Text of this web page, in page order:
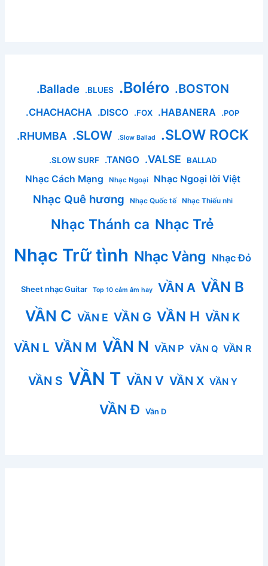
.Ballade .BLUES .Boléro .BOSTON
.CHACHACHA .DISCO .FOX .HABANERA .POP
.RHUMBA .SLOW .Slow Ballad .SLOW ROCK
.SLOW SURF .TANGO .VALSE BALLAD
Nhạc Cách Mạng Nhạc Ngoại Nhạc Ngoại lời Việt
Nhạc Quê hương Nhạc Quốc tế Nhạc Thiếu nhi
Nhạc Thánh ca Nhạc Trẻ
Nhạc Trữ tình Nhạc Vàng Nhạc Đỏ
Sheet nhạc Guitar Top 10 cảm âm hay VẦN A VẦN B
VẦN C VẦN E VẦN G VẦN H VẦN K
VẦN L VẦN M VẦN N VẦN P VẦN Q VẦN R
VẦN S VẦN T VẦN V VẦN X VẦN Y
VẦN Đ Vần D